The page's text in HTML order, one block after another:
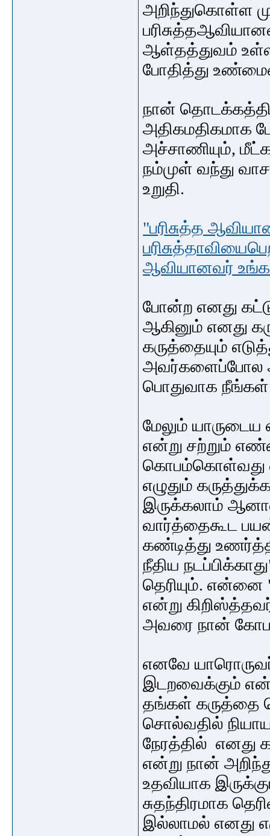
அறிந்துகொள்ள
ஆள்தத்துவம்
போதித்து
நான்
அதிகமதிகமாக
அச்சாணியும்,
நம்முள் வந்து
உறுதி.
"பரிசுத்த
ஆவியானவர்
போன்ற எனது
ஆகினும் எனது
கருத்தையும்
அவர்களைப்போல
பொதுவாக
மேலும்
என்று சற்றும்
கொபம்கொள்வது
எழுதும்
இருக்கலாம்
வார்த்தைகூட
கண்டித்து
நீதிய
தெரியும். என்னை
என்று
அவரை நான்
எனவே
இடறவைக்கும்
தங்கள் கருத்தை
சொல்வதில்
நேரத்தில் எனது
என்று நான்
உதவியாக
சுதந்திரமாக
இல்லாமல் எனது